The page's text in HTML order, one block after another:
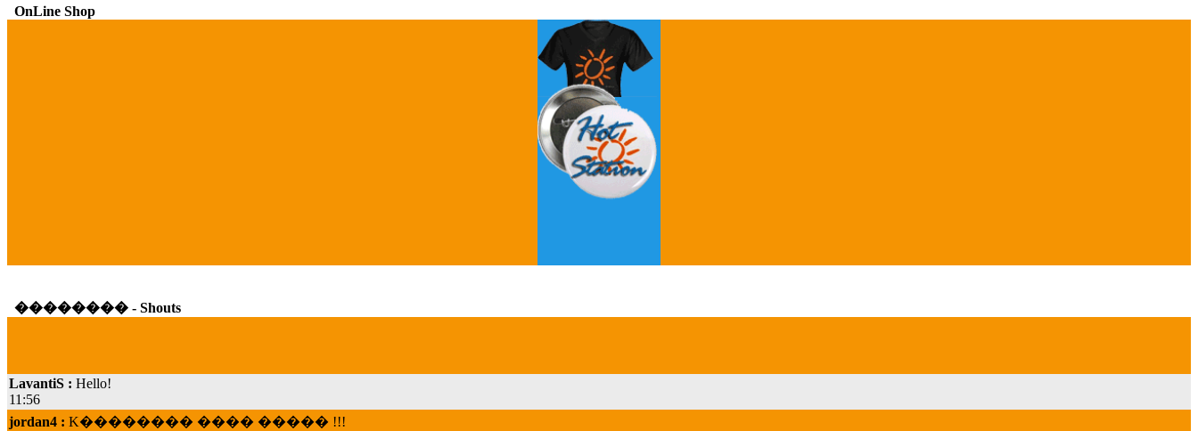
Grey's Anatomy
OnLine Shop
�������� - Shouts
LavantiS :Hello!
11:56
jordan4 :K�������� ���� ����� !!!
19:45